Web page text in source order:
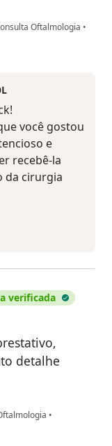
Oftalmologia •
você gostou
e
recebê-la
da cirurgia
verificada
detalhe
•